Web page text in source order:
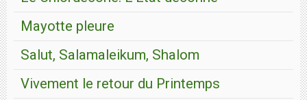
Mayotte pleure
Salut, Salamaleikum, Shalom
Vivement le retour du Printemps